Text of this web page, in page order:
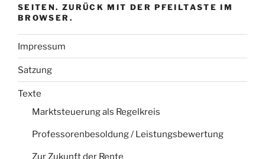
SEITEN. ZURÜCK MIT DER PFEILTASTE IM
BROWSER.
Impressum
Satzung
Texte
Marktsteuerung als Regelkreis
Professorenbesoldung / Leistungsbewertung
Zur Zukunft der Rente